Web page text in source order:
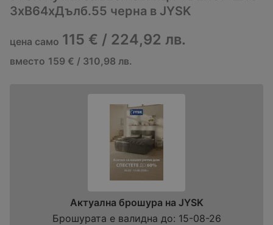
3xВ64xДълб.55 черна в JYSK
цена само 115 € / 224,92 лв.
вместо 159 € / 310,98 лв.
Актуална брошура на JYSK
Брошурата е валидна до: 15-08-26